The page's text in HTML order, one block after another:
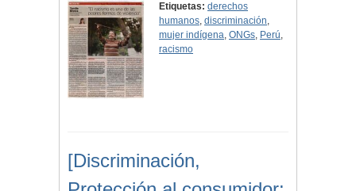
Etiquetas: derechos
humanos,discriminación,
mujer indígena,ONGs, Perú,
racismo
[Discriminación,